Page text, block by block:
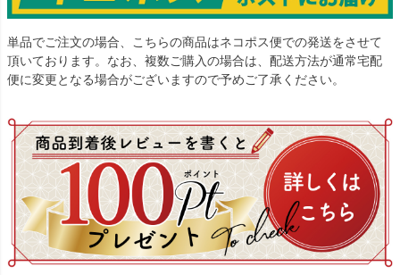
単品でご注文の場合、こちらの商品はネコポス便での発送をさせて
頂いております。なお、複数ご購入の場合は、配送方法が通常宅配
便に変更となる場合がございますので予めご了承ください。